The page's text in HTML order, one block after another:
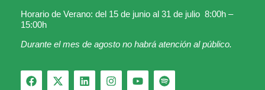
Horario de Verano: del 15 de junio al 31 de julio 8:00h –
15:00h
Durante el mes de agosto no habrá atención al público.